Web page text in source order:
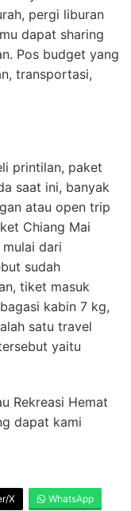
pergi liburan
dapat sharing
Pos budget yang
transportasi,
printilan, paket
saat ini, banyak
atau open trip
Chiang Mai
dari
sudah
tiket masuk
kabin 7 kg,
satu travel
yaitu
Rekreasi Hemat
dapat kami
X WhatsApp